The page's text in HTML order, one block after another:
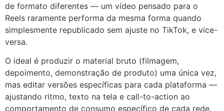
de formato diferentes — um vídeo pensado para o
Reels raramente performa da mesma forma quando
simplesmente republicado sem ajuste no TikTok, e vice-
versa.
O ideal é produzir o material bruto (filmagem,
depoimento, demonstração de produto) uma única vez,
mas editar versões específicas para cada plataforma —
ajustando ritmo, texto na tela e call-to-action ao
comportamento de consumo específico de cada rede.